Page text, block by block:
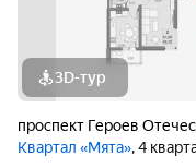
3D-тур
проспект Героев
Квартал «Мята», 4